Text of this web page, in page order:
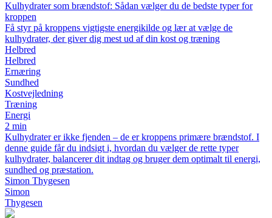
Kulhydrater som brændstof: Sådan vælger du de bedste typer for
kroppen
Få styr på kroppens vigtigste energikilde og lær at vælge de
kulhydrater, der giver dig mest ud af din kost og træning
Helbred
Helbred
Ernæring
Sundhed
Kostvejledning
Træning
Energi
2 min
Kulhydrater er ikke fjenden – de er kroppens primære brændstof. I
denne guide får du indsigt i, hvordan du vælger de rette typer
kulhydrater, balancerer dit indtag og bruger dem optimalt til energi,
sundhed og præstation.
Simon Thygesen
Simon
Thygesen